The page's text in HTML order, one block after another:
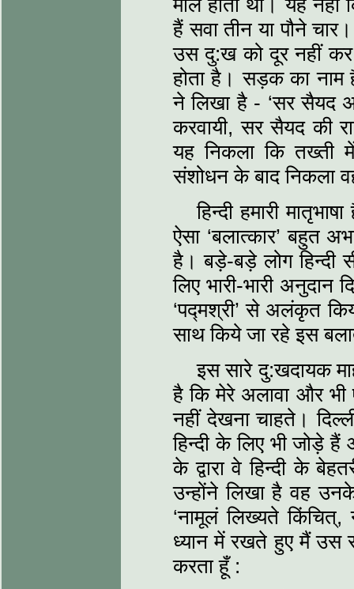
माल होता था। यह नहीं
हैं सवा तीन या पौने
उस दु:ख को दूर नहीं
होता है। सड़क का नाम
ने लिखा है - ‘सर सैयद
करवायी, सर सैयद की
यह निकला कि तख्‍ती
संशोधन के बाद निकला
हिन्‍दी हमारी
ऐसा ‘बलात्‍कार’ बहुत
है। बड़े-बड़े लोग हिन्‍दी
लिए भारी-भारी
‘पद्मश्री’ से अलंकृत
साथ किये जा रहे इस
इस सारे दु:खदायक
है कि मेरे अलावा और भी
नहीं देखना चाहते।
हिन्‍दी के लिए भी जोड़े
के द्वारा वे हिन्‍दी के
उन्‍होंने लिखा है वह
‘नामूलं लिख्‍यते किंचित्,
ध्‍यान में रखते हुए मैं उस
करता हूँ :